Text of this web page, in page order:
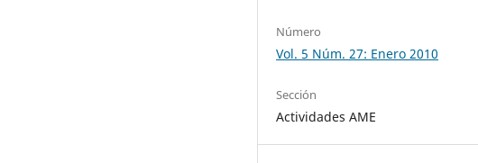
Número
Vol. 5 Núm. 27: Enero 2010
Sección
Actividades AME